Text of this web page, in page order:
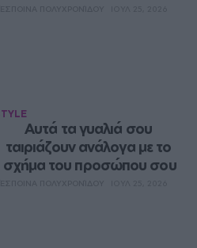
Αυτά τα γυαλιά σου
ταιριάζουν ανάλογα με το
σχήμα του προσώπου σου